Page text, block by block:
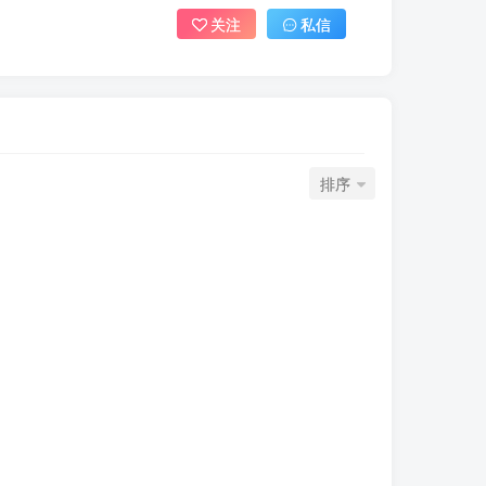
关注 私信
排序